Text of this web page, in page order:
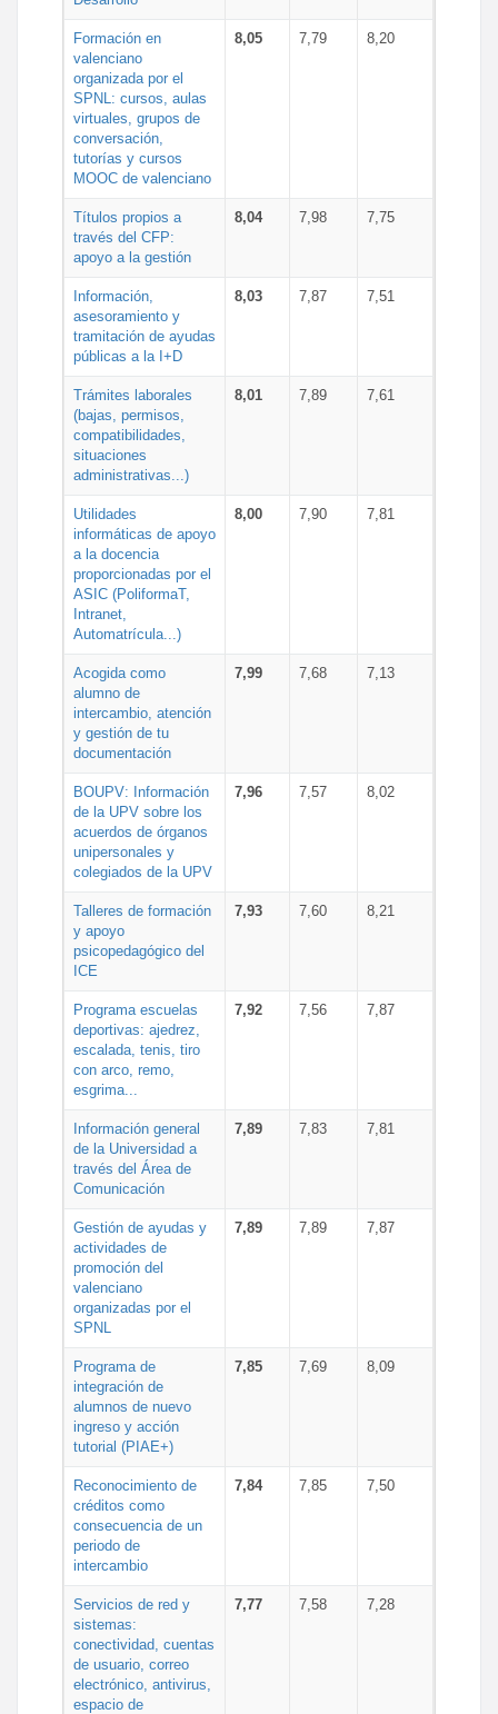
Formación en
valenciano
organizada por el
SPNL: cursos, aulas
virtuales, grupos de
conversación,
tutorías y cursos
MOOC de valenciano
8,05 7,79 8,20
Títulos propios a
través del CFP:
apoyo a la gestión
8,04 7,98 7,75
Información,
asesoramiento y
tramitación de ayudas
públicas a la I+D
8,03 7,87 7,51
Trámites laborales
(bajas, permisos,
compatibilidades,
situaciones
administrativas...)
8,01 7,89 7,61
Utilidades
informáticas de apoyo
a la docencia
proporcionadas por el
ASIC (PoliformaT,
Intranet,
Automatrícula...)
8,00 7,90 7,81
Acogida como
alumno de
intercambio, atención
y gestión de tu
documentación
7,99 7,68 7,13
BOUPV: Información
de la UPV sobre los
acuerdos de órganos
unipersonales y
colegiados de la UPV
7,96 7,57 8,02
Talleres de formación
y apoyo
psicopedagógico del
ICE
7,93 7,60 8,21
Programa escuelas
deportivas: ajedrez,
escalada, tenis, tiro
con arco, remo,
esgrima...
7,92 7,56 7,87
Información general
de la Universidad a
través del Área de
Comunicación
7,89 7,83 7,81
Gestión de ayudas y
actividades de
promoción del
valenciano
organizadas por el
SPNL
7,89 7,89 7,87
Programa de
integración de
alumnos de nuevo
ingreso y acción
tutorial (PIAE+)
7,85 7,69 8,09
Reconocimiento de
créditos como
consecuencia de un
periodo de
intercambio
7,84 7,85 7,50
Servicios de red y
sistemas:
conectividad, cuentas
de usuario, correo
electrónico, antivirus,
espacio de
7,77 7,58 7,28